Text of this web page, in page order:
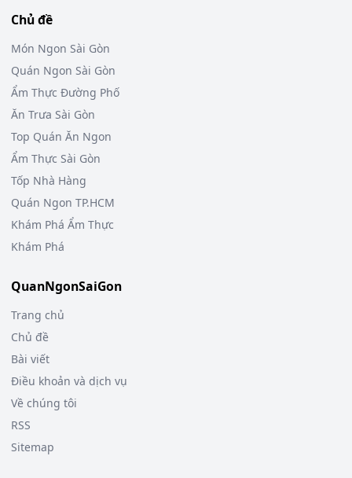
Chủ đề
Món Ngon Sài Gòn
Quán Ngon Sài Gòn
Ẩm Thực Đường Phố
Ăn Trưa Sài Gòn
Top Quán Ăn Ngon
Ẩm Thực Sài Gòn
Tốp Nhà Hàng
Quán Ngon TP.HCM
Khám Phá Ẩm Thực
Khám Phá
QuanNgonSaiGon
Trang chủ
Chủ đề
Bài viết
Điều khoản và dịch vụ
Về chúng tôi
RSS
Sitemap